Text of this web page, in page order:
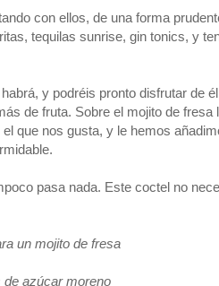
con ellos, de una forma
tequilas sunrise, gin tonics, y
y podréis pronto disfrutar de
de fruta. Sobre el mojito de fresa
que nos gusta, y le hemos
pasa nada. Este coctel no
un mojito de fresa
de azúcar moreno